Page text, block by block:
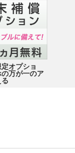
オプショ
万が一のア